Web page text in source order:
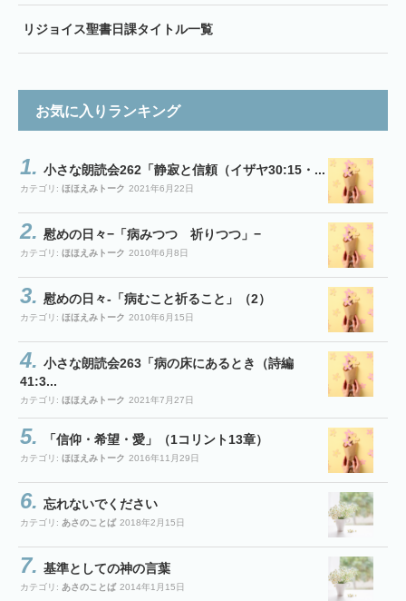
リジョイス聖書日課タイトル一覧
お気に入りランキング
小さな朗読会262「静寂と信頼（イザヤ30:15・...
カテゴリ: ほほえみトーク 2021年6月22日
慰めの日々−「病みつつ 祈りつつ」−
カテゴリ: ほほえみトーク 2010年6月8日
慰めの日々-「病むこと祈ること」（2）
カテゴリ: ほほえみトーク 2010年6月15日
小さな朗読会263「病の床にあるとき（詩編
41:3...
カテゴリ: ほほえみトーク 2021年7月27日
「信仰・希望・愛」（1コリント13章）
カテゴリ: ほほえみトーク 2016年11月29日
忘れないでください
カテゴリ: あさのことば 2018年2月15日
基準としての神の言葉
カテゴリ: あさのことば 2014年1月15日